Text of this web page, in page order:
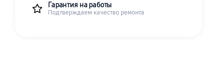
Гарантия на работы
Подтверждаем качество ремонта